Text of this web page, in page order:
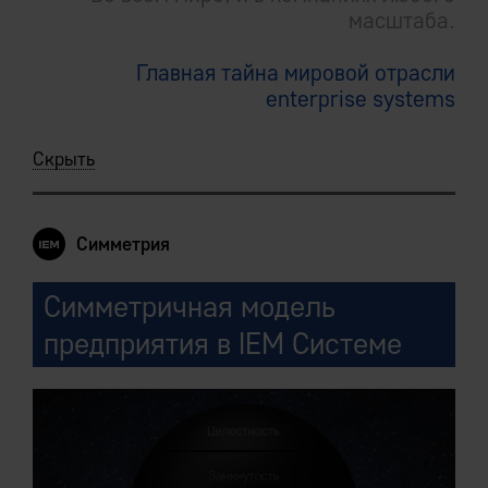
масштаба.
Главная тайна мировой отрасли
enterprise systems
Скрыть
Симметрия
Симметричная модель
предприятия в IEM Системе